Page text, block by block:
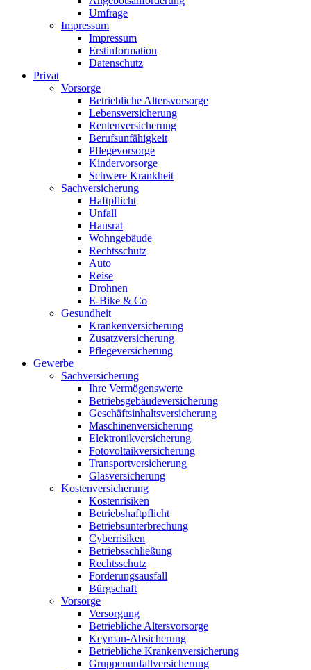
Umfrage
Impressum
Impressum
Erstinformation
Datenschutz
Privat
Vorsorge
Betriebliche Altersvorsorge
Lebensversicherung
Rentenversicherung
Berufsunfähigkeit
Pflegevorsorge
Kindervorsorge
Schwere Krankheit
Sachversicherung
Haftpflicht
Unfall
Hausrat
Wohngebäude
Rechtsschutz
Auto
Reise
Drohnen
E-Bike & Co
Gesundheit
Krankenversicherung
Zusatzversicherung
Pflegeversicherung
Gewerbe
Sachversicherung
Ihre Vermögenswerte
Betriebsgebäudeversicherung
Geschäftsinhaltsversicherung
Maschinenversicherung
Elektronikversicherung
Fotovoltaikversicherung
Transportversicherung
Glasversicherung
Kostenversicherung
Kostenrisiken
Betriebshaftpflicht
Betriebsunterbrechung
Cyberrisiken
Betriebsschließung
Rechtsschutz
Forderungsausfall
Bürgschaft
Vorsorge
Versorgung
Betriebliche Altersvorsorge
Keyman-Absicherung
Betriebliche Krankenversicherung
Gruppenunfallversicherung